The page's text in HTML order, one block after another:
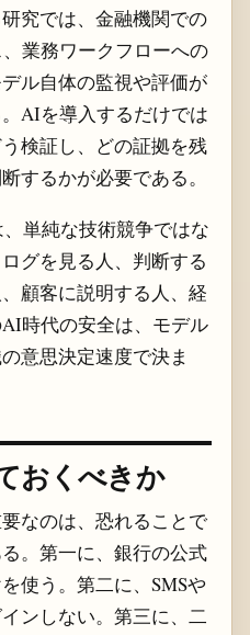
究では、金融機関での
業務ワークフローへの
ル自体の監視や評価が
AIを導入するだけでは
検証し、どの証拠を残
するかが必要である。
単純な技術競争ではな
グを見る人、判断する
顧客に説明する人、経
時代の安全は、モデル
意思決定速度で決ま
おくべきか
なのは、恐れることで
。第一に、銀行の公式
使う。第二に、SMSや
ンしない。第三に、二